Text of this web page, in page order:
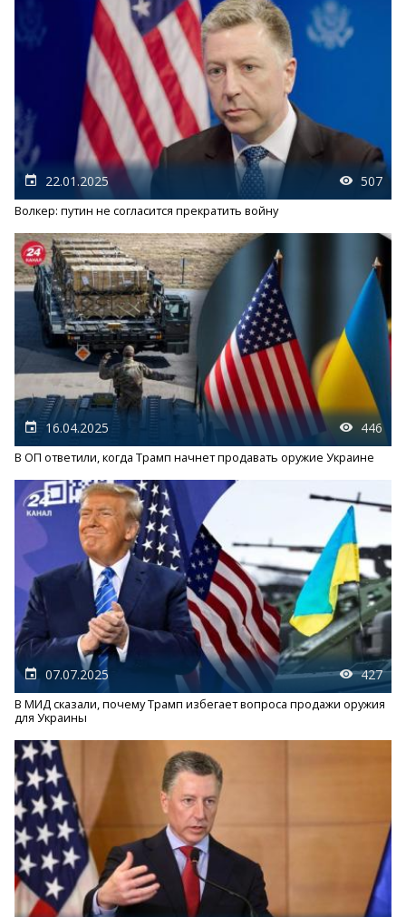
22.01.2025 507
Волкер: путин не согласится прекратить войну
16.04.2025 446
В ОП ответили, когда Трамп начнет продавать оружие Украине
07.07.2025 427
В МИД сказали, почему Трамп избегает вопроса продажи оружия
для Украины